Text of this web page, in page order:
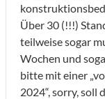
Über 30 (!!!)
teilweise sogar
Wochen und
bitte mit einer
2024“, sorry, soll